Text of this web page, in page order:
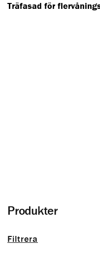
Träfasad för
Produkter
Filtrera